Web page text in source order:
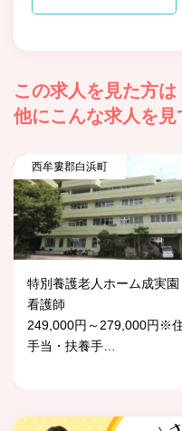
この求人を見た方は
他にこんな求人を見
西牟婁郡白浜町
特別養護老人ホーム成実園
看護師
249,000円～279,000円※
手当・扶養手